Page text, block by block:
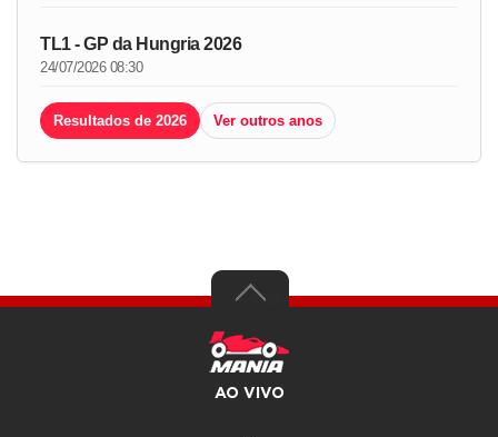
TL1 - GP da Hungria 2026
24/07/2026 08:30
Resultados de 2026 Ver outros anos
AO VIVO